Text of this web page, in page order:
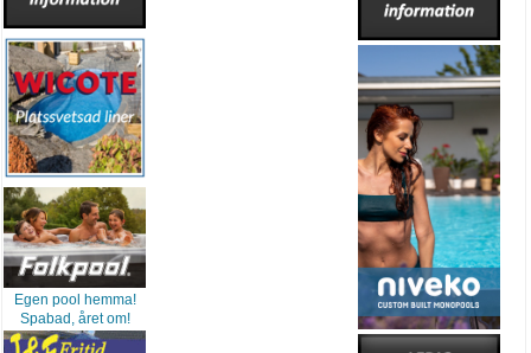
Egen pool hemma!
Spabad, året om!